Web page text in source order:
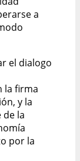
a
el dialogo
la firma
y la
la
por la